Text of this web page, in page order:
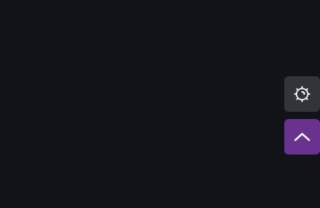

